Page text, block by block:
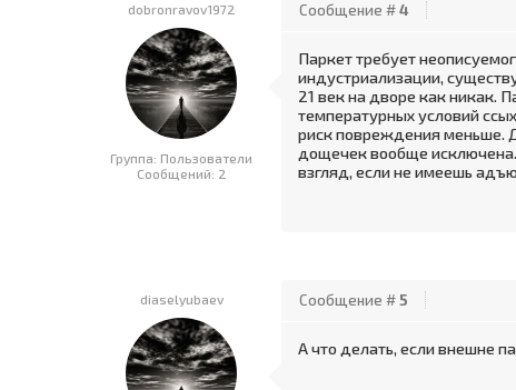
dobronravov1972
Группа: Пользователи
Сообщений: 2
Сообщение #4
Паркет требует
индустриализации,
21 век на дворе как никак.
температурных условий
риск повреждения меньше.
дощечек вообще
взгляд, если не имеешь
diaselyubaev Сообщение #5
А что делать, если внешне